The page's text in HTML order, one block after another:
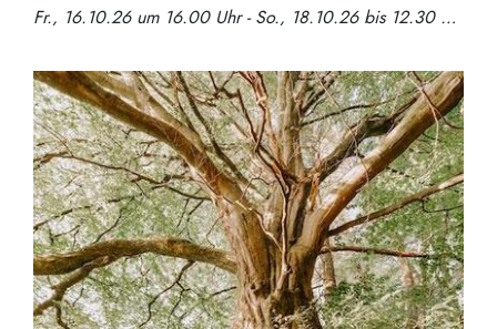
Fr., 16.10.26 um 16.00 Uhr - So., 18.10.26 bis 12.30 Uhr